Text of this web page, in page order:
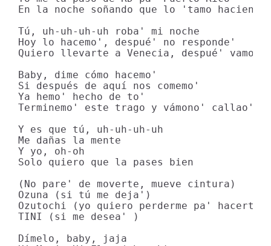
En la noche soñando que lo 'tamo
Tú, uh-uh-uh-uh roba' mi noche
Hoy lo hacemo', despué' no responde'
Quiero llevarte a Venecia, despué' vamo'
Baby, dime cómo hacemo'
Si después de aquí nos comemo'
Ya hemo' hecho de to'
Terminemo' este trago y vámono' callao',
Y es que tú, uh-uh-uh-uh
Me dañas la mente
Y yo, oh-oh
Solo quiero que la pases bien
(No pare' de moverte, mueve cintura)
Ozuna (si tú me deja')
Ozutochi (yo quiero perderme pa' hacerte
TINI (si me desea' )
Dímelo, baby, jaja